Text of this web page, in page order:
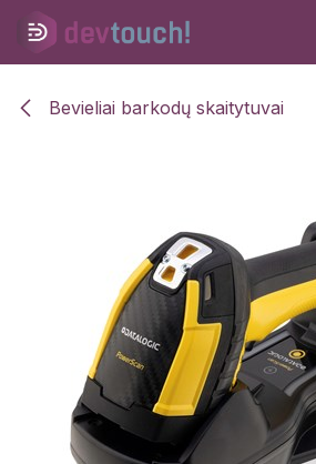
Skip to Content
Bevieliai barkodų skaitytuvai